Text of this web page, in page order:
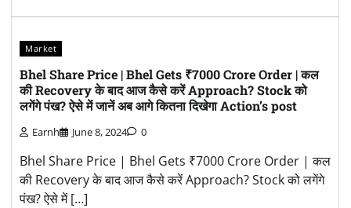
Market
Bhel Share Price | Bhel Gets ₹7000 Crore Order | कल
की Recovery के बाद आज कैसे करें Approach? Stock को
लगेंगे पंख? ऐसे में जानें अब आगे कितना दिखेगा Action’s post
Earnh June 8, 2024 0
Bhel Share Price | Bhel Gets ₹7000 Crore Order | कल
की Recovery के बाद आज कैसे करें Approach? Stock को लगेंगे
पंख? ऐसे में […]